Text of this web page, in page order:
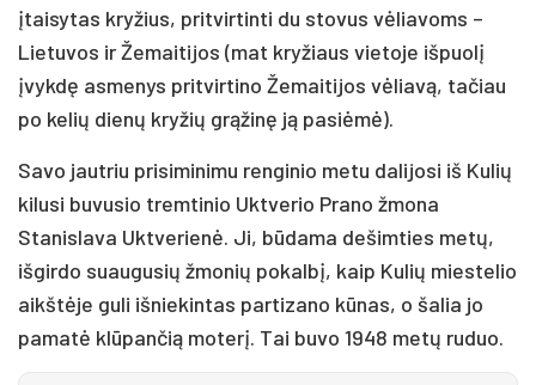
įtaisytas kryžius, pritvirtinti du stovus vėliavoms –
Lietuvos ir Žemaitijos (mat kryžiaus vietoje išpuolį
įvykdę asmenys pritvirtino Žemaitijos vėliavą, tačiau
po kelių dienų kryžių grąžinę ją pasiėmė).
Savo jautriu prisiminimu renginio metu dalijosi iš Kulių
kilusi buvusio tremtinio Uktverio Prano žmona
Stanislava Uktverienė. Ji, būdama dešimties metų,
išgirdo suaugusių žmonių pokalbį, kaip Kulių miestelio
aikštėje guli išniekintas partizano kūnas, o šalia jo
pamatė klūpančią moterį. Tai buvo 1948 metų ruduo.